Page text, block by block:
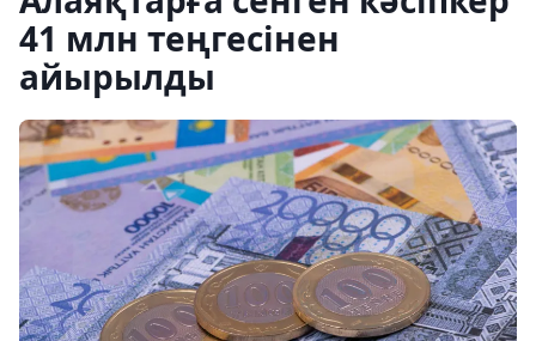
41 млн теңгесінен
айырылды